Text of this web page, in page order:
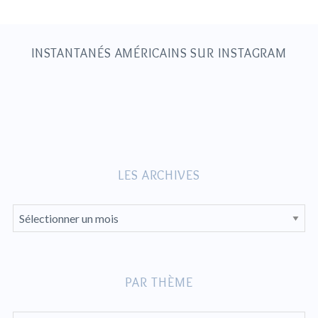
INSTANTANÉS AMÉRICAINS SUR INSTAGRAM
LES ARCHIVES
E
C
PAR THÈME